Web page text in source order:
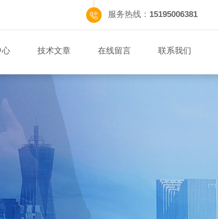
服务热线： 15195006381
心 技术文章 在线留言 联系我们